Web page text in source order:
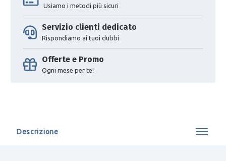
Usiamo i metodi più sicuri
Servizio clienti dedicato
Rispondiamo ai tuoi dubbi
Offerte e Promo
Ogni mese per te!
Descrizione